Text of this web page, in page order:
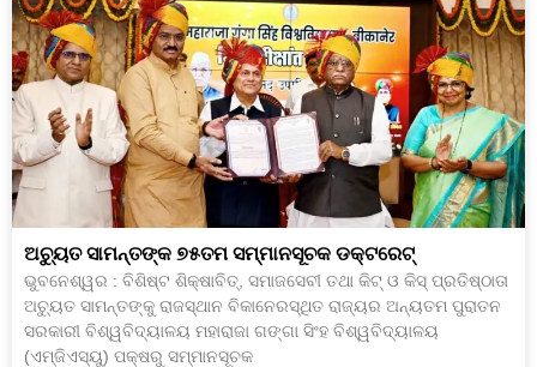
ଅଚ୍ୟୁତ ସାମନ୍ତଙ୍କ ୭୫ତମ ସମ୍ମାନସୂଚକ ଡକ୍ଟରେଟ୍‌
ଭୁବନେଶ୍ୱର : ବିଶିଷ୍ଟ ଶିକ୍ଷାବିତ୍‌, ସମାଜସେବୀ ତଥା କିଟ୍ ଓ କିସ୍ ପ୍ରତିଷ୍ଠାତା
ଅଚ୍ୟୁତ ସାମନ୍ତଙ୍କୁ ରାଜସ୍ଥାନ ବିକାନେରସ୍ଥିତ ରାଜ୍ୟର ଅନ୍ୟତମ ପୁରାତନ
ସରକାରୀ ବିଶ୍ୱବିଦ୍ୟାଳୟ ମହାରାଜା ଗଙ୍ଗା ସିଂହ ବିଶ୍ୱବିଦ୍ୟାଳୟ
(ଏମ୍‌ଜିଏସ୍‌ୟୁ) ପକ୍ଷରୁ ସମ୍ମାନସୂଚକ